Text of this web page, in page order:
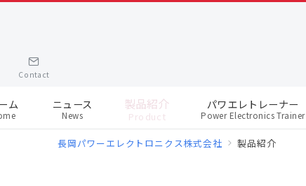
Contact
ム ニュース
News
製品紹介
Product
パワエレトレーナー
Power Electronics Trainer
長岡パワーエレクトロニクス株式会社 製品紹介